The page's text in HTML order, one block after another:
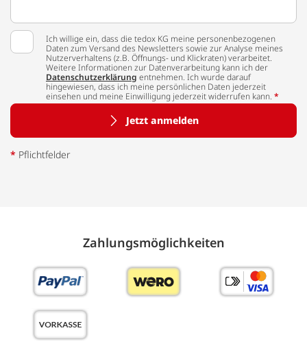
Ich willige ein, dass die tedox KG meine personenbezogenen
Daten zum Versand des Newsletters sowie zur Analyse meines
Nutzerverhaltens (z.B. Öffnungs- und Klickraten) verarbeitet.
Weitere Informationen zur Datenverarbeitung kann ich der
Datenschutzerklärung entnehmen. Ich wurde darauf
hingewiesen, dass ich meine persönlichen Daten jederzeit
einsehen und meine Einwilligung jederzeit widerrufen kann. *
Jetzt anmelden
* Pflichtfelder
Zahlungs­möglich­keiten